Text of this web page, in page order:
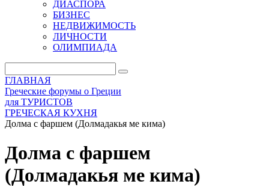
ДИАСПОРА
БИЗНЕС
НЕДВИЖИМОСТЬ
ЛИЧНОСТИ
ОЛИМПИАДА
ГЛАВНАЯ
Греческие форумы о Греции
для ТУРИСТОВ
ГРЕЧЕСКАЯ КУХНЯ
Долма с фаршем (Долмадакья ме кима)
Долма с фаршем
(Долмадакья ме кима)